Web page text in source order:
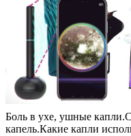
Боль в ухе, ушные
капель.Какие капли